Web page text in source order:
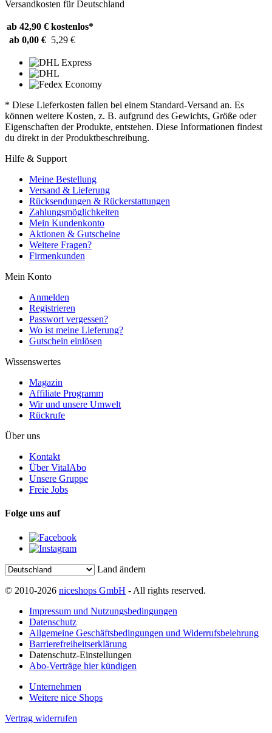
Versandkosten für Deutschland
ab 42,90 € kostenlos*
ab 0,00 € 5,29 €
* Diese Lieferkosten fallen bei einem Standard-Versand an. Es
können weitere Kosten, z. B. aufgrund des Gewichts, Größe oder
Eigenschaften der Produkte, entstehen. Diese Informationen findest
du direkt in der Produktbeschreibung.
Hilfe & Support
Meine Bestellung
Versand & Lieferung
Rücksendungen & Rückerstattungen
Zahlungsmöglichkeiten
Mein Kundenkonto
Aktionen & Gutscheine
Weitere Fragen?
Firmenkunden
Mein Konto
Anmelden
Registrieren
Passwort vergessen?
Wo ist meine Lieferung?
Gutschein einlösen
Wissenswertes
Magazin
Affiliate Programm
Wir und unsere Umwelt
Rückrufe
Über uns
Kontakt
Über VitalAbo
Unsere Gruppe
Freie Jobs
Folge uns auf
Land ändern
© 2010-2026 niceshops GmbH - All rights reserved.
Impressum und Nutzungsbedingungen
Datenschutz
Allgemeine Geschäftsbedingungen und Widerrufsbelehrung
Barrierefreiheitserklärung
Datenschutz-Einstellungen
Abo-Verträge hier kündigen
Unternehmen
Weitere nice Shops
Vertrag widerrufen